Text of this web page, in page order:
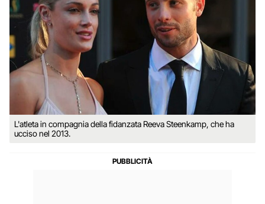
L'atleta in compagnia della fidanzata Reeva Steenkamp, che ha
ucciso nel 2013.